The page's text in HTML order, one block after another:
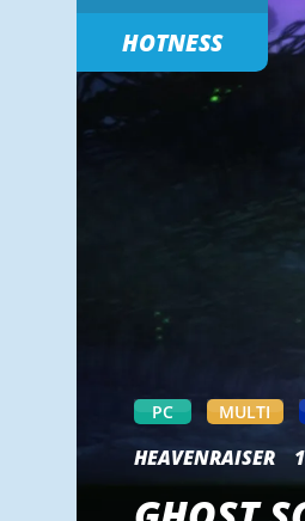
HOTNESS
PC MULTI
HEAVENRAISER